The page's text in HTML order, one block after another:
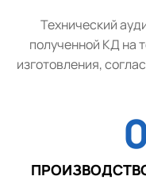
Технический
полученной КД на
изготовления,